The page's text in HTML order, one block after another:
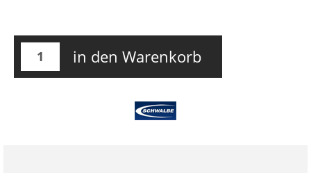
in den Warenkorb